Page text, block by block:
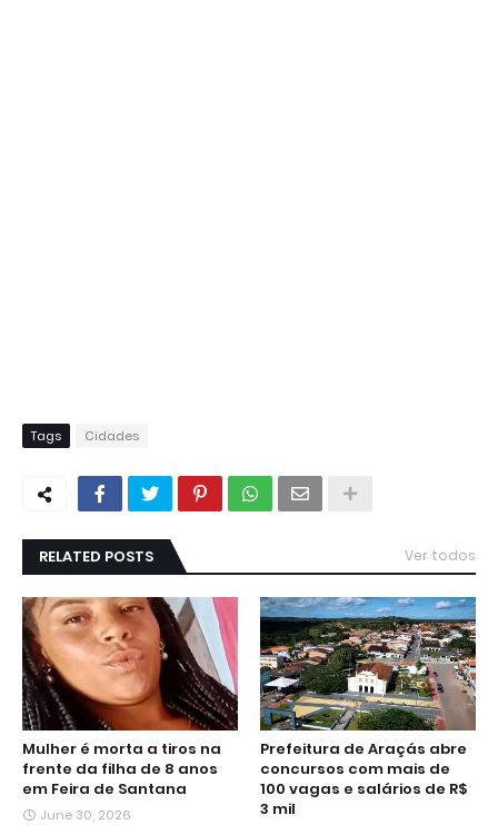
Tags Cidades
RELATED POSTS Ver todos
Mulher é morta a tiros na
frente da filha de 8 anos
em Feira de Santana
June 30, 2026
Prefeitura de Araçás abre
concursos com mais de
100 vagas e salários de R$
3 mil